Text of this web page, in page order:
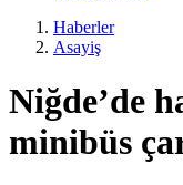
Haberler
Asayiş
Niğde’de
minibüs